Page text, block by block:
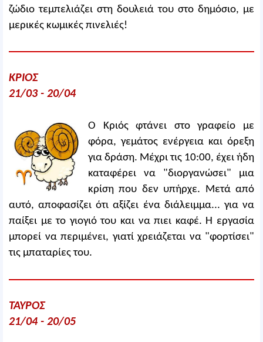
ζώδιο τεμπελιάζει στη δουλειά του στο δημόσιο, με
μερικές κωμικές πινελιές!
ΚΡΙΟΣ
21/03 - 20/04
Ο Κριός φτάνει στο γραφείο με
φόρα, γεμάτος ενέργεια και όρεξη
για δράση. Μέχρι τις 10:00, έχει ήδη
καταφέρει να "διοργανώσει" μια
κρίση που δεν υπήρχε. Μετά από
αυτό, αποφασίζει ότι αξίζει ένα διάλειμμα... για να
παίξει με το γιογιό του και να πιει καφέ. Η εργασία
μπορεί να περιμένει, γιατί χρειάζεται να "φορτίσει"
τις μπαταρίες του.
ΤΑΥΡΟΣ
21/04 - 20/05